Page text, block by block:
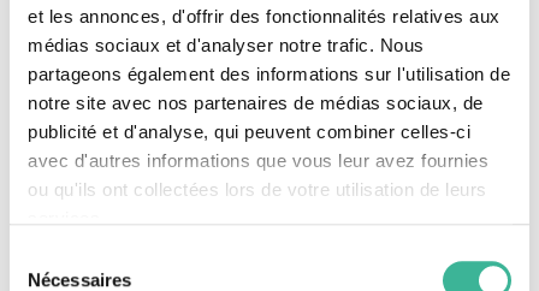
et les annonces, d'offrir des fonctionnalités relatives aux
médias sociaux et d'analyser notre trafic. Nous
partageons également des informations sur l'utilisation de
notre site avec nos partenaires de médias sociaux, de
publicité et d'analyse, qui peuvent combiner celles-ci
avec d'autres informations que vous leur avez fournies
ou qu'ils ont collectées lors de votre utilisation de leurs
Nécessaires
Réservation individuelle
Animations MIJE Marais
Concept des Maisons MIJE
Label Clef Verte
Location de salles à Paris
FAQ Auberges MIJE Marais
Transport de groupes
Association MIJE